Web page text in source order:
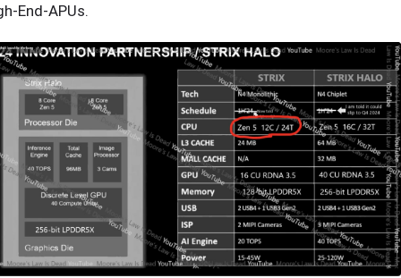
End-APUs.